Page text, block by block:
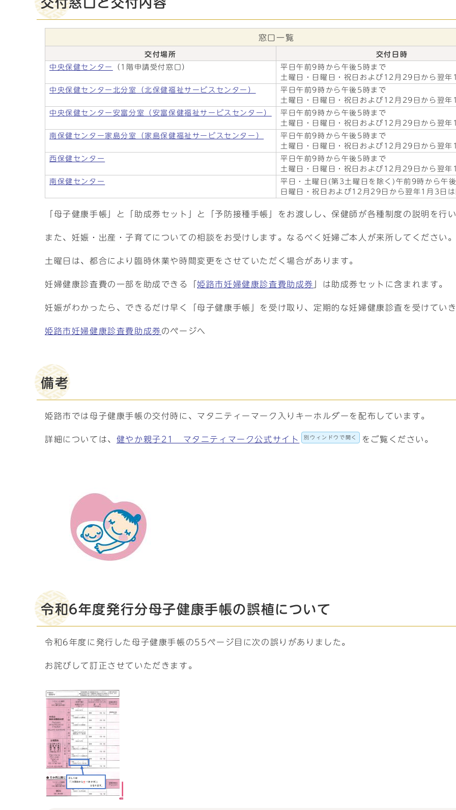
窓口一覧
交付場所
交付日時
中央保健センター
（1階申請受付窓口）
平日午前9時から午後5時まで
土曜日・日曜日・祝日および12月29日から翌年
中央保健センター北分室（北保健福祉サービスセンター）
平日午前9時から午後5時まで
土曜日・日曜日・祝日および12月29日から翌年
中央保健センター安富分室（安富保健福祉サービスセンター）
平日午前9時から午後5時まで
土曜日・日曜日・祝日および12月29日から翌年
南保健センター家島分室（家島保健福祉サービスセンター）
平日午前9時から午後5時まで
土曜日・日曜日・祝日および12月29日から翌年
西保健センター
平日午前9時から午後5時まで
土曜日・日曜日・祝日および12月29日から翌年
南保健センター
平日・土曜日(第3土曜日を除く)午前9時から午
日曜日・祝日および12月29日から翌年1月3日は
「母子健康手帳」と「助成券セット」と「予防接種手帳」をお渡しし、保健師が各種制度の説明を行い
また、妊娠・出産・子育てについての相談をお受けします。なるべく妊婦ご本人が来所してください。
土曜日は、都合により臨時休業や時間変更をさせていただく場合があります。
妊婦健康診査費の一部を助成できる「姫路市妊婦健康診査費助成券 」は助成券セットに含まれます。
妊娠がわかったら、できるだけ早く「母子健康手帳」を受け取り、定期的な妊婦健康診査を受けていき
姫路市妊婦健康診査費助成券のページへ
備考
姫路市では母子健康手帳の交付時に、マタニティーマーク入りキーホルダーを配布しています。
詳細については、 健やか親子21 マタニティマーク公式サイト 別ウィンドウで開く をご覧ください。
令和6年度発行分母子健康手帳の誤植について
令和6年度に発行した母子健康手帳の55ページ目に次の誤りがありました。
お詫びして訂正させていただきます。